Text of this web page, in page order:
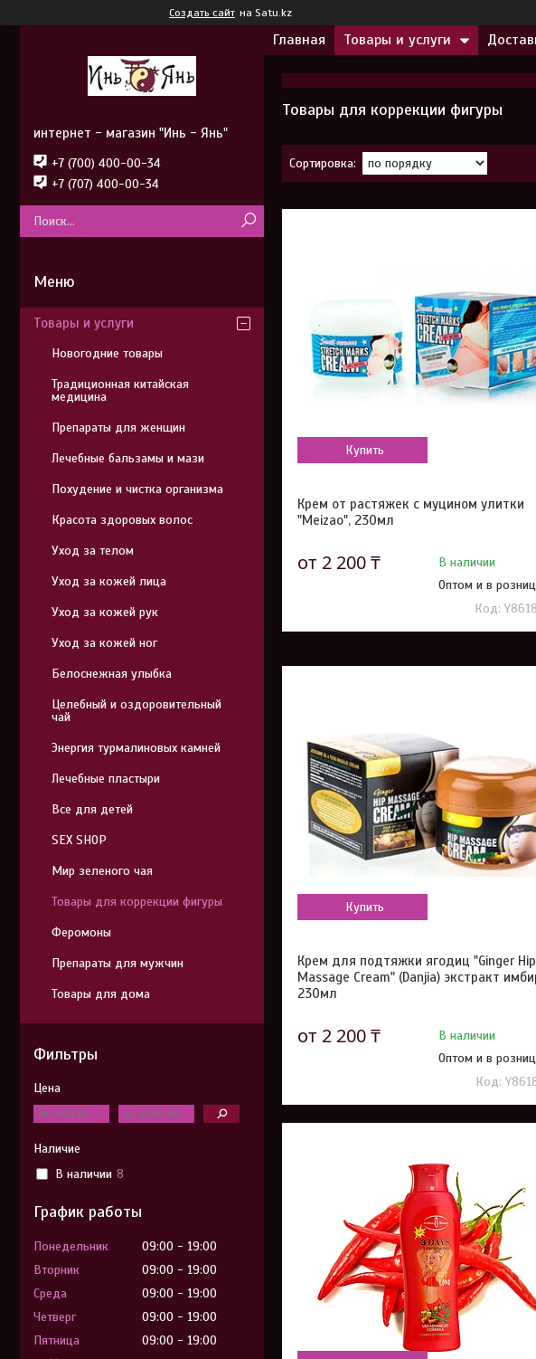
Создать сайт на Satu.kz
Главная Товары и услуги
Товары для коррекции фигуры
Купить
Крем от растяжек с муцином улитки
"Meizao", 230мл
от 2 200 ₸
В наличии
Оптом и в
Купить
Крем для подтяжки ягодиц "Ginger Hip
Massage Cream" (Danjia) экстракт
230мл
от 2 200 ₸
В наличии
Оптом и в
интернет - магазин "Инь - Янь"
+7 (700) 400-00-34
+7 (707) 400-00-34
Товары и услуги
Новогодние товары
Традиционная китайская
медицина
Препараты для женщин
Лечебные бальзамы и мази
Похудение и чистка организма
Красота здоровых волос
Уход за телом
Уход за кожей лица
Уход за кожей рук
Уход за кожей ног
Белоснежная улыбка
Целебный и оздоровительный
чай
Энергия турмалиновых камней
Лечебные пластыри
Все для детей
SEX SHOP
Мир зеленого чая
Товары для коррекции фигуры
Феромоны
Препараты для мужчин
Товары для дома
Фильтры
Цена
Наличие
В наличии 8
График работы
Понедельник 09:00
19:00
Вторник
09:00
19:00
Среда
09:00
19:00
Четверг
09:00
19:00
Пятница
09:00
19:00